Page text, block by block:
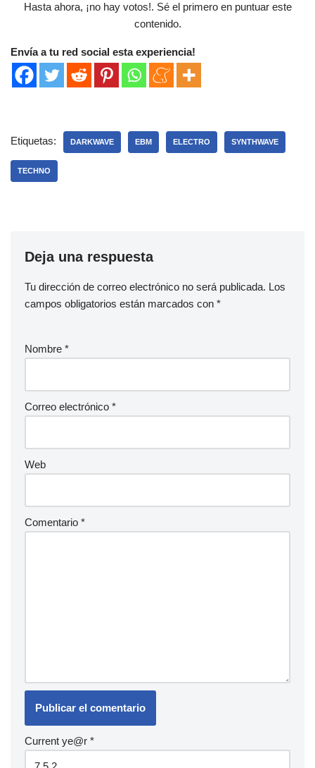
Hasta ahora, ¡no hay votos!. Sé el primero en puntuar este
contenido.
Envía a tu red social esta experiencia!
Etiquetas: DARKWAVE EBM ELECTRO SYNTHWAVE
TECHNO
Deja una respuesta
Tu dirección de correo electrónico no será publicada. Los
campos obligatorios están marcados con *
Nombre *
Correo electrónico *
Web
Comentario *
Current ye@r *